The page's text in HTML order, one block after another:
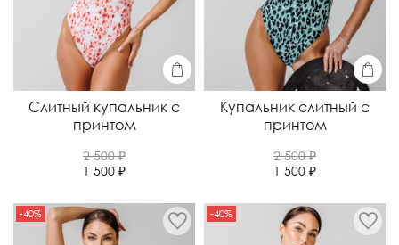
Слитный купальник с
принтом
2 500 ₽
1 500 ₽
Купальник слитный с
принтом
2 500 ₽
1 500 ₽
-40% -40%